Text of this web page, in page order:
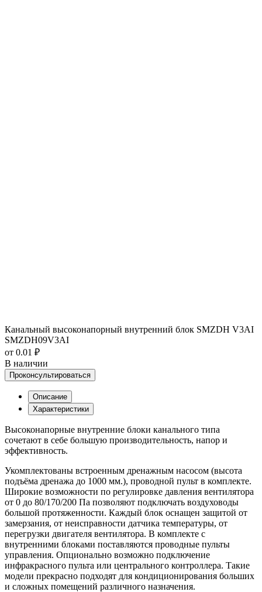
Канальный высоконапорный внутренний блок SMZDH V3AI
SMZDH09V3AI
от 0.01 ₽
В наличии
Проконсультироваться
Описание
Характеристики
Высоконапорные внутренние блоки канального типа
сочетают в себе большую производительность, напор и
эффективность.
Укомплектованы встроенным дренажным насосом (высота
подъёма дренажа до 1000 мм.), проводной пульт в комплекте.
Широкие возможности по регулировке давления вентилятора
от 0 до 80/170/200 Па позволяют подключать воздуховоды
большой протяженности. Каждый блок оснащен защитой от
замерзания, от неисправности датчика температуры, от
перегрузки двигателя вентилятора. В комплекте с
внутренними блоками поставляются проводные пульты
управления. Опционально возможно подключение
инфракрасного пульта или центрального контроллера. Такие
модели прекрасно подходят для кондиционирования больших
и сложных помещений различного назначения.